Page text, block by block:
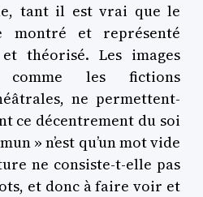
tant il est vrai que le
montré et représenté
théorisé. Les images
les fictions
ne permettent-
ce décentrement du soi
» n’est qu’un mot vide
ne consiste-t-elle pas
et donc à faire voir et